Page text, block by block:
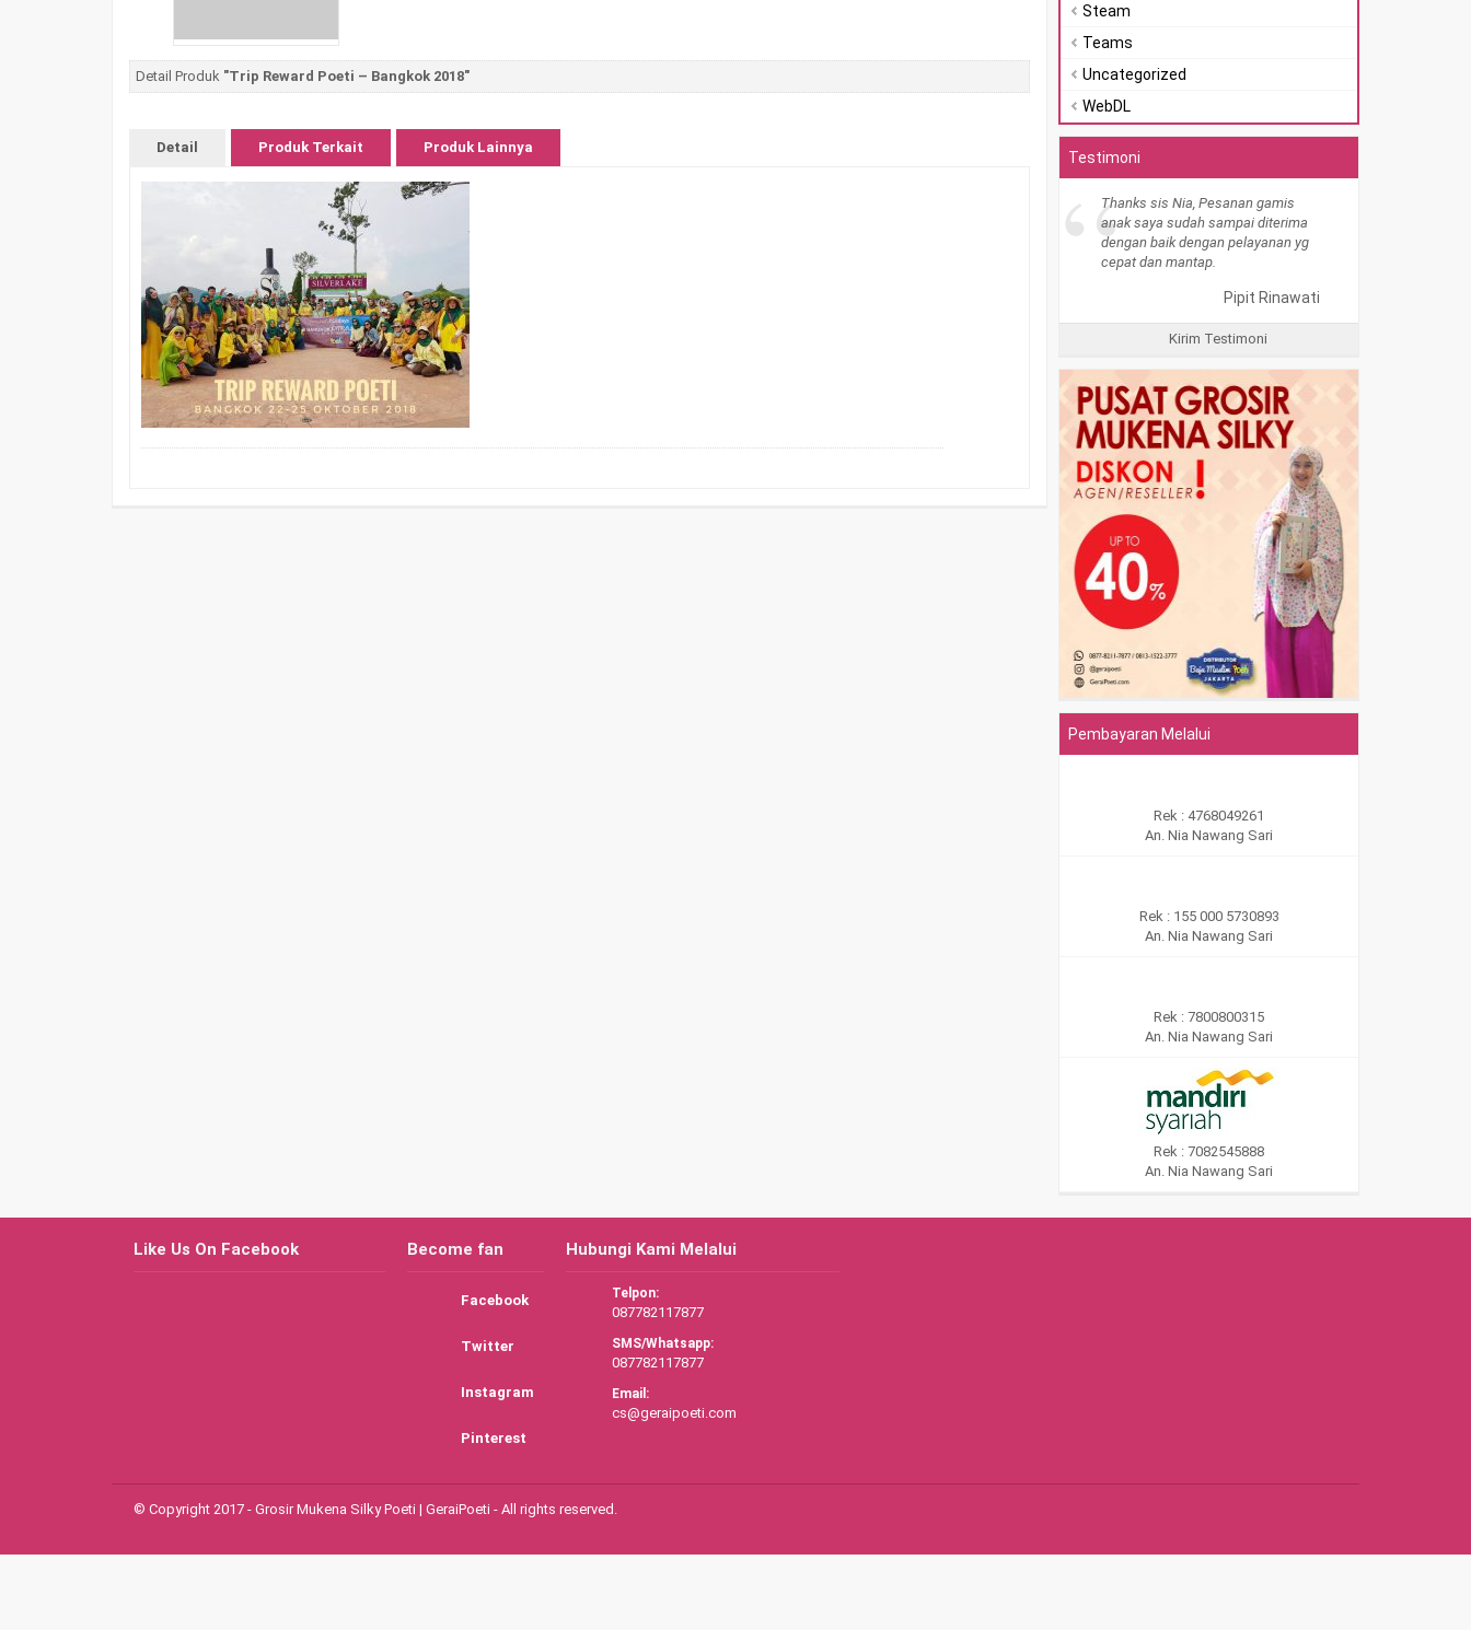
Detail Produk "Trip Reward Poeti – Bangkok 2018"
Detail Produk Terkait Produk Lainnya
Steam
Teams
Uncategorized
WebDL
Testimoni
“Thanks sis Nia, Pesanan gamis
anak saya sudah sampai diterima
dengan baik dengan pelayanan yg
cepat dan mantap.
Pipit Rinawati
Kirim Testimoni
Pembayaran Melalui
Rek : 4768049261
An. Nia Nawang Sari
Rek : 155 000 5730893
An. Nia Nawang Sari
Rek : 7800800315
An. Nia Nawang Sari
Rek : 7082545888
An. Nia Nawang Sari
Like Us On Facebook Become fan
Facebook
Twitter
Instagram
Pinterest
Hubungi Kami Melalui
Telpon:
087782117877
SMS/Whatsapp:
087782117877
Email:
cs@geraipoeti.com
© Copyright 2017 - Grosir Mukena Silky Poeti | GeraiPoeti - All rights reserved.